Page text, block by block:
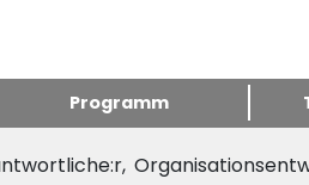
Programm